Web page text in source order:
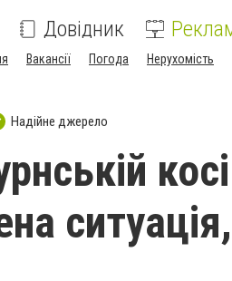
Довідник
Вакансії Погода Нерухомість
Надійне джерело